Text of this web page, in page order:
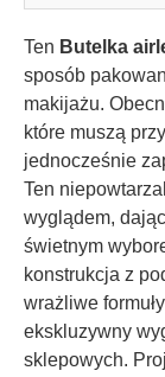
Ten Butelka
sposób
makijażu.
które muszą
jednocześnie
Ten
wyglądem,
świetnym
konstrukcja z
wrażliwe
ekskluzywny
sklepowych.